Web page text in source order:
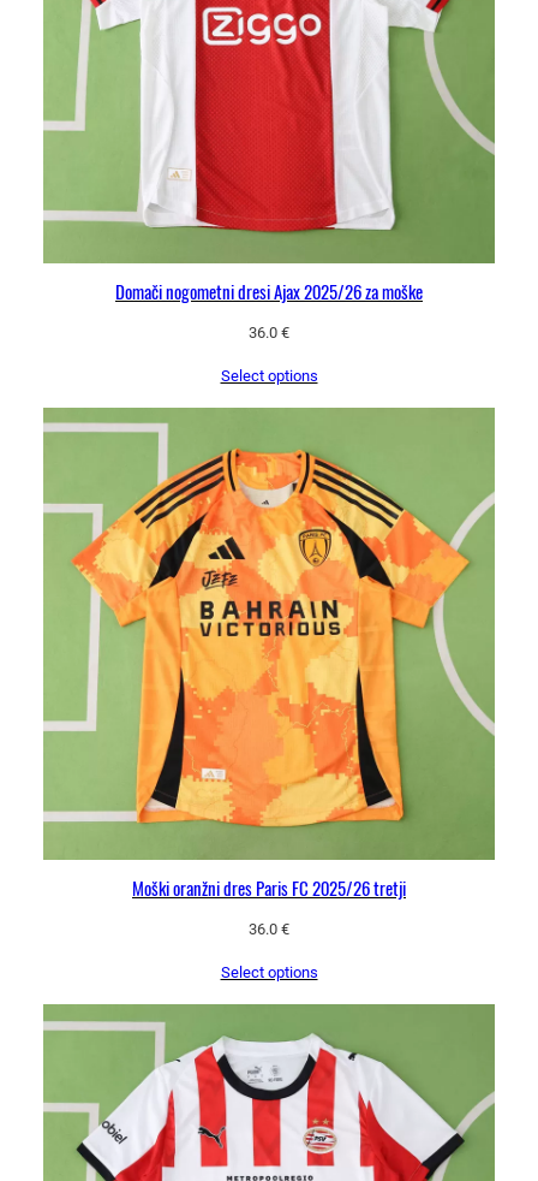
Domači nogometni dresi Ajax 2025/26 za moške
36.0 €
Select options
Moški oranžni dres Paris FC 2025/26 tretji
36.0 €
Select options